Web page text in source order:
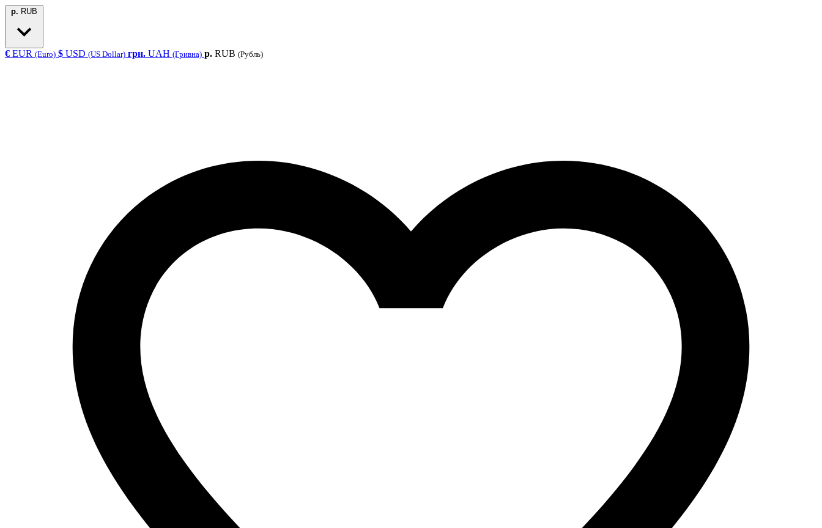
р. RUB
€ EUR (Euro) $ USD (US Dollar) грн. UAH (Гривна) р. RUB (Рубль)